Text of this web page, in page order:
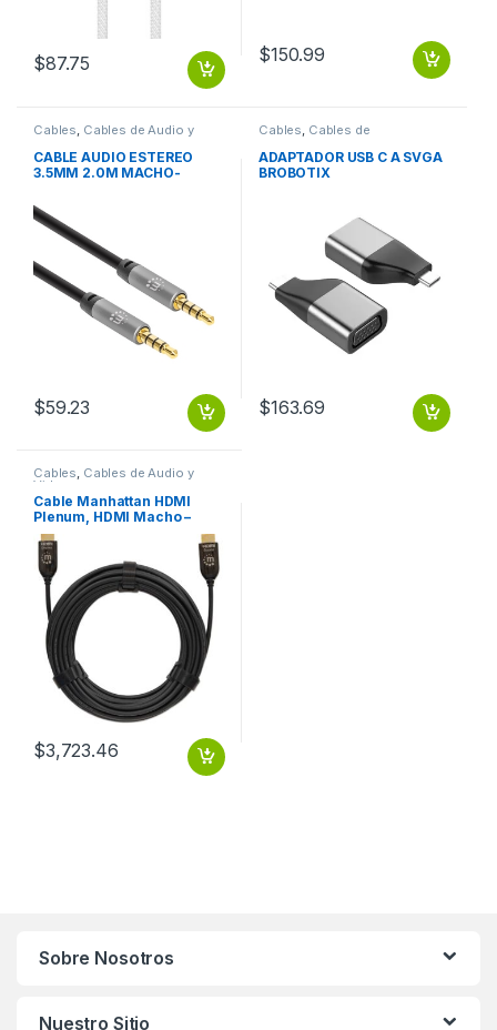
$87.75 $150.99
Cables, Cables de Audio y
CABLE AUDIO ESTEREO
3.5MM 2.0M MACHO-
$59.23
Cables, Cables de
ADAPTADOR USB C A SVGA
BROBOTIX
$163.69
Cables, Cables de Audio y
Video
Cable Manhattan HDMI
Plenum, HDMI Macho –
HDMI Macho, 30 Metros,
Negro 30.0M
$3,723.46
Sobre Nosotros
Nuestro Sitio